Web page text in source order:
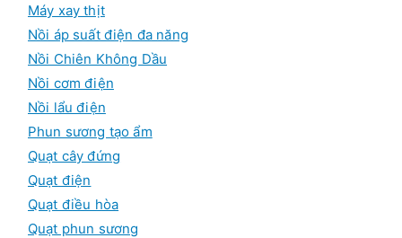
Máy xay thịt
Nồi áp suất điện đa năng
Nồi Chiên Không Dầu
Nồi cơm điện
Nồi lẩu điện
Phun sương tạo ẩm
Quạt cây đứng
Quạt điện
Quạt điều hòa
Quạt phun sương